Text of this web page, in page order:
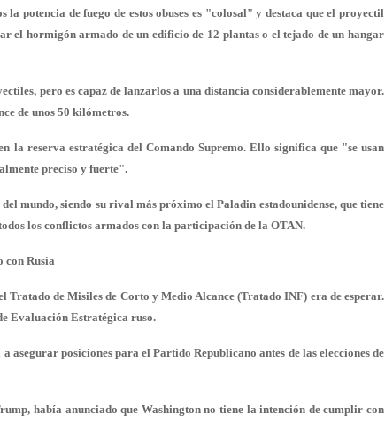
potencia de fuego de estos obuses es "colosal" y destaca que el proyectil
el hormigón armado de un edificio de 12 plantas o el tejado de un hangar
pero es capaz de lanzarlos a una distancia considerablemente mayor.
de unos 50 kilómetros.
la reserva estratégica del Comando Supremo. Ello significa que "se usan
preciso y fuerte".
mundo, siendo su rival más próximo el Paladin estadounidense, que tiene
los conflictos armados con la participación de la OTAN.
con Rusia
de Misiles de Corto y Medio Alcance (Tratado INF) era de esperar.
Evaluación Estratégica ruso.
asegurar posiciones para el Partido Republicano antes de las elecciones de
había anunciado que Washington no tiene la intención de cumplir con